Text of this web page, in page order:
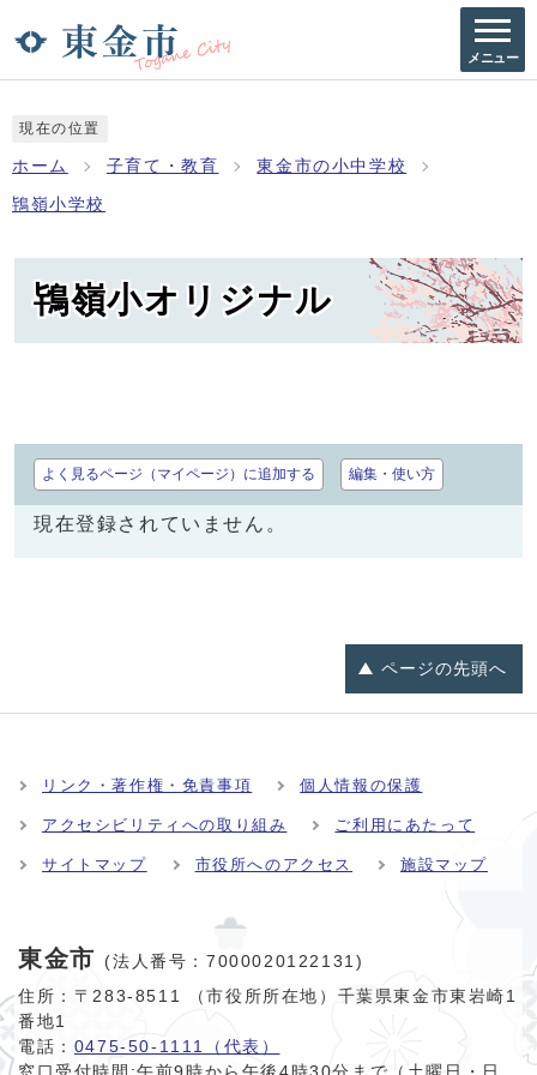
メニュー
現在の位置
ホーム 子育て・教育 東金市の小中学校
鴇嶺小学校
鴇嶺小オリジナル
よく見るページ（マイページ）に追加する 編集・使い方
現在登録されていません。
ページの先頭へ
リンク・著作権・免責事項 個人情報の保護
アクセシビリティへの取り組み ご利用にあたって
サイトマップ 市役所へのアクセス 施設マップ
東金市
(法人番号：7000020122131)
住所：〒283-8511 （市役所所在地）千葉県東金市東岩崎1
番地1
電話： 0475-50-1111（代表）